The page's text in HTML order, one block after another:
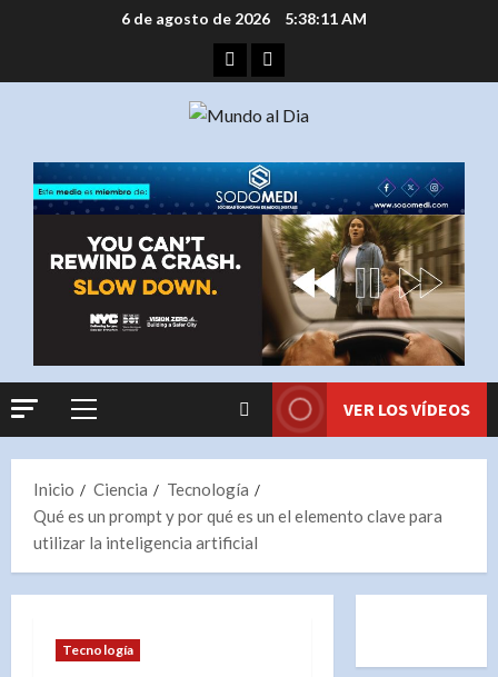
6 de agosto de 2026 5:38:11 AM
FacebookInstagram
Menú
VER LOS VÍDEOS
Inicio Ciencia
Tecnología
Qué es un prompt y por qué es un el elemento clave para
utilizar la inteligencia artificial
Tecnología